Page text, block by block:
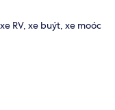
RV, xe buýt, xe moóc